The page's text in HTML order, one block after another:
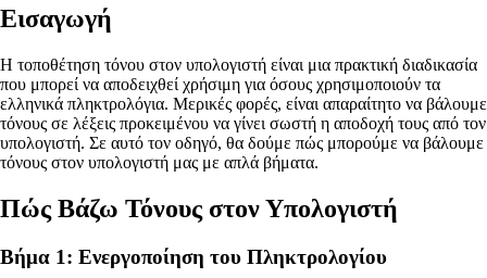
Εισαγωγή
Η τοποθέτηση τόνου στον υπολογιστή είναι μια πρακτική διαδικασία
που μπορεί να αποδειχθεί χρήσιμη για όσους χρησιμοποιούν τα
ελληνικά πληκτρολόγια. Μερικές φορές, είναι απαραίτητο να βάλουμε
τόνους σε λέξεις προκειμένου να γίνει σωστή η αποδοχή τους από τον
υπολογιστή. Σε αυτό τον οδηγό, θα δούμε πώς μπορούμε να βάλουμε
τόνους στον υπολογιστή μας με απλά βήματα.
Πώς Βάζω Τόνους στον Υπολογιστή
Βήμα 1: Ενεργοποίηση του Πληκτρολογίου